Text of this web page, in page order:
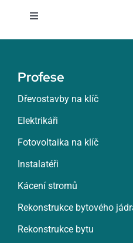
Toggle
Žďár nad Sázavou
Zlín
Znojmo
Roztoky
Profese
Dřevostavby na klíč
Elektrikáři
Fotovoltaika na klíč
Instalatéři
Kácení stromů
Rekonstrukce bytového
Rekonstrukce bytu